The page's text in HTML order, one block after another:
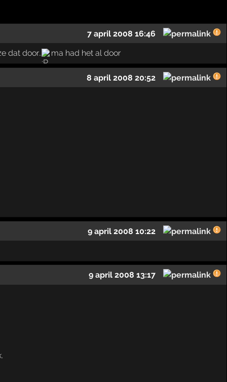
7 april 2008 16:46
dat door.. ma had het al door
8 april 2008 20:52
9 april 2008 10:22
9 april 2008 13:17